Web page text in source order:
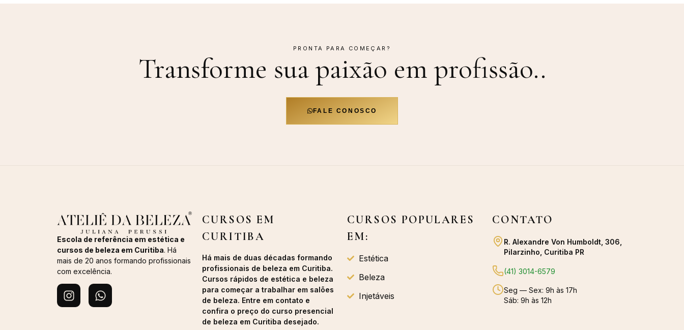
PRONTA PARA COMEÇAR?
Transforme sua paixão emprofissão..
FALE CONOSCO
Escola de referência em estética e
cursos de beleza em Curitiba. Há
mais de 20 anos formando profissionais
com excelência.
CURSOS EM
CURITIBA
Há mais de duas décadas formando
profissionais de beleza em Curitiba.
Cursos rápidos de estética e beleza
para começar a trabalhar em salões
de beleza. Entre em contato e
confira o preço do curso presencial
de beleza em Curitiba desejado.
CURSOS POPULARES
EM:
Estética
Beleza
Injetáveis
CONTATO
R. Alexandre Von Humboldt, 306,
Pilarzinho, Curitiba PR
(41) 3014-6579
Seg — Sex: 9h às 17h
Sáb: 9h às 12h